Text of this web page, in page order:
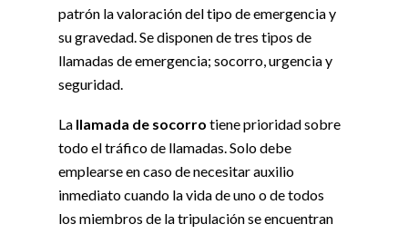
patrón la valoración del tipo de emergencia y
su gravedad. Se disponen de tres tipos de
llamadas de emergencia; socorro, urgencia y
seguridad.
La llamada de socorro tiene prioridad sobre
todo el tráfico de llamadas. Solo debe
emplearse en caso de necesitar auxilio
inmediato cuando la vida de uno o de todos
los miembros de la tripulación se encuentran